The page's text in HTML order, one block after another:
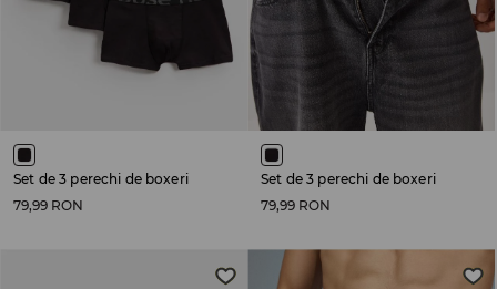
Set de 3 perechi de boxeri
79,99 RON
Set de 3 perechi de boxeri
79,99 RON